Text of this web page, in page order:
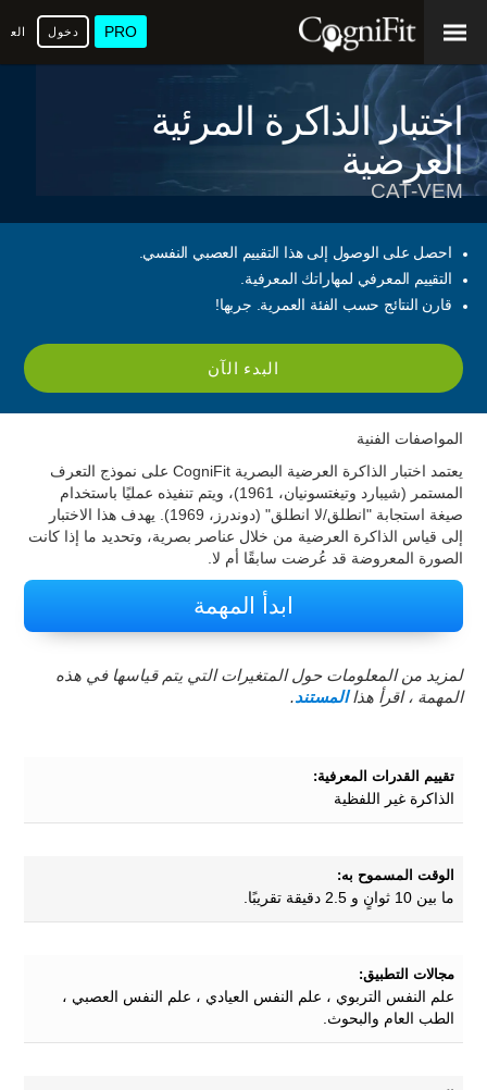
PRO دخول
اختبار الذاكرة المرئية
العرضية
CAT-VEM
احصل على الوصول إلى هذا التقييم العصبي النفسي.
التقييم المعرفي لمهاراتك المعرفية.
قارن النتائج حسب الفئة العمرية. جربها!
البدء الآن
المواصفات الفنية
يعتمد اختبار الذاكرة العرضية البصرية CogniFit على نموذج التعرف
المستمر (شيبارد وتيغتسونيان، 1961)، ويتم تنفيذه عمليًا باستخدام
صيغة استجابة "انطلق/لا انطلق" (دوندرز، 1969). يهدف هذا الاختبار
إلى قياس الذاكرة العرضية من خلال عناصر بصرية، وتحديد ما إذا كانت
الصورة المعروضة قد عُرضت سابقًا أم لا.
ابدأ المهمة
لمزيد من المعلومات حول المتغيرات التي يتم قياسها في هذه
المهمة ، اقرأ هذاالمستند.
تقييم القدرات المعرفية:
الذاكرة غير اللفظية
الوقت المسموح به:
ما بين 10 ثوانٍ و 2.5 دقيقة تقريبًا.
مجالات التطبيق:
علم النفس التربوي ، علم النفس العيادي ، علم النفس العصبي ،
الطب العام والبحوث.